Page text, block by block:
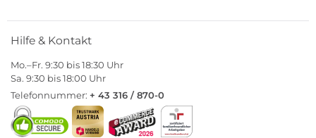
Hilfe & Kontakt
Mo.–Fr. 9:30 bis 18:30 Uhr
Sa. 9:30 bis 18:00 Uhr
Telefonnummer: + 43 316 / 870-0